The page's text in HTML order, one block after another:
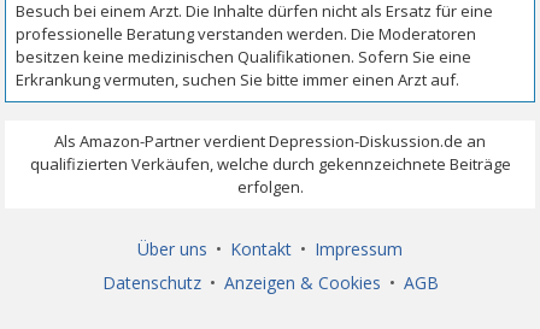
Über uns • Kontakt • Impressum
Datenschutz • Anzeigen & Cookies • AGB